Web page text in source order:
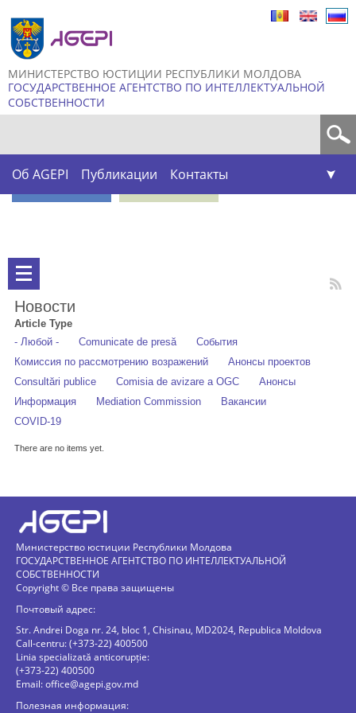
МИНИСТЕРСТВО ЮСТИЦИИ РЕСПУБЛИКИ МОЛДОВА
ГОСУДАРСТВЕННОЕ АГЕНТСТВО ПО ИНТЕЛЛЕКТУАЛЬНОЙ
СОБСТВЕННОСТИ
Об AGEPI Публикации Контакты
Новости
Article Type
- Любой -
Comunicate de presă
События
Комиссия по рассмотрению возражений
Анонсы проектов
Consultări publice
Comisia de avizare a OGC
Анонсы
Информация
Mediation Commission
Вакансии
COVID-19
There are no items yet.
Министерство юстиции Республики Молдова
ГОСУДАРСТВЕННОЕ АГЕНТСТВО ПО ИНТЕЛЛЕКТУАЛЬНОЙ
СОБСТВЕННОСТИ
Copyright © Все права защищены
Почтовый адрес:
Str. Andrei Doga nr. 24, bloc 1, Chisinau, MD2024, Republica Moldova
Call-centru: (+373-22) 400500
Linia specializată anticorupție:
(+373-22) 400500
Email:office@agepi.gov.md
Полезная информация: